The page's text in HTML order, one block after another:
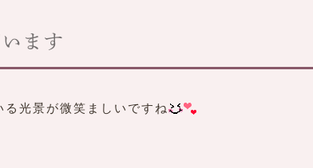
ます
光景が微笑ましいですね